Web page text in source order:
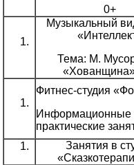
0+
Музыкальный
Тема: М.
Фитнес-студия
Информационные
практические
Занятия в